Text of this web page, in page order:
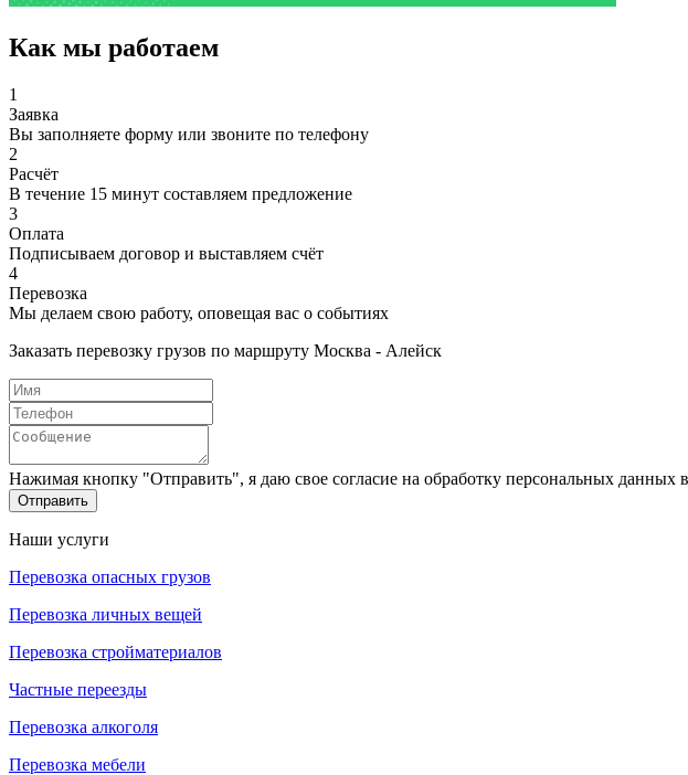
Как мы работаем
1
Заявка
Вы заполняете форму или звоните по телефону
2
Расчёт
В течение 15 минут составляем предложение
3
Оплата
Подписываем договор и выставляем счёт
4
Перевозка
Мы делаем свою работу, оповещая вас о событиях
Заказать перевозку грузов по маршруту Москва - Алейск
Нажимая кнопку "Отправить", я даю свое согласие на обработку персональных данных в
Отправить
Наши услуги
Перевозка опасных грузов
Перевозка личных вещей
Перевозка стройматериалов
Частные переезды
Перевозка алкоголя
Перевозка мебели